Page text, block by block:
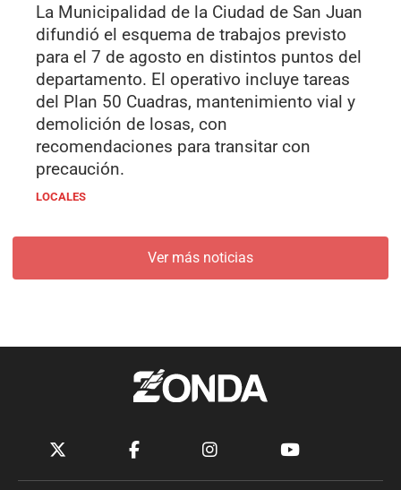
La Municipalidad de la Ciudad de San Juan
difundió el esquema de trabajos previsto
para el 7 de agosto en distintos puntos del
departamento. El operativo incluye tareas
del Plan 50 Cuadras, mantenimiento vial y
demolición de losas, con
recomendaciones para transitar con
precaución.
LOCALES
Ver más noticias